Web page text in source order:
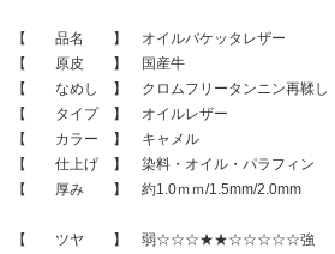
【 品名 】 オイルバケッタレザー
【 原皮 】 国産牛
【 なめし 】 クロムフリータンニン再鞣し
【 タイプ 】 オイルレザー
【 カラー 】 キャメル
【 仕上げ 】 染料・オイル・パラフィン
【 厚み 】 約1.0ｍｍ/1.5mm/2.0mm
【 ツヤ 】 弱☆☆☆★★☆☆☆☆☆強